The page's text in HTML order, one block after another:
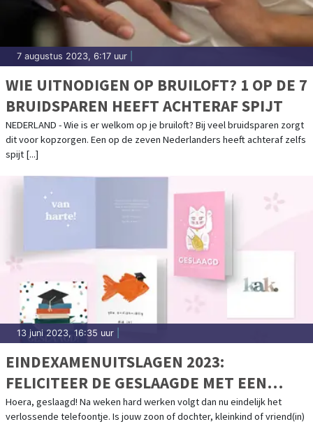
7 augustus 2023, 6:17 uur
WIE UITNODIGEN OP BRUILOFT? 1 OP DE 7
BRUIDSPAREN HEEFT ACHTERAF SPIJT
NEDERLAND - Wie is er welkom op je bruiloft? Bij veel bruidsparen zorgt
dit voor kopzorgen. Een op de zeven Nederlanders heeft achteraf zelfs
spijt [...]
13 juni 2023, 16:35 uur
EINDEXAMENUITSLAGEN 2023:
FELICITEER DE GESLAAGDE MET EEN
KAART!
Hoera, geslaagd! Na weken hard werken volgt dan nu eindelijk het
verlossende telefoontje. Is jouw zoon of dochter, kleinkind of vriend(in)